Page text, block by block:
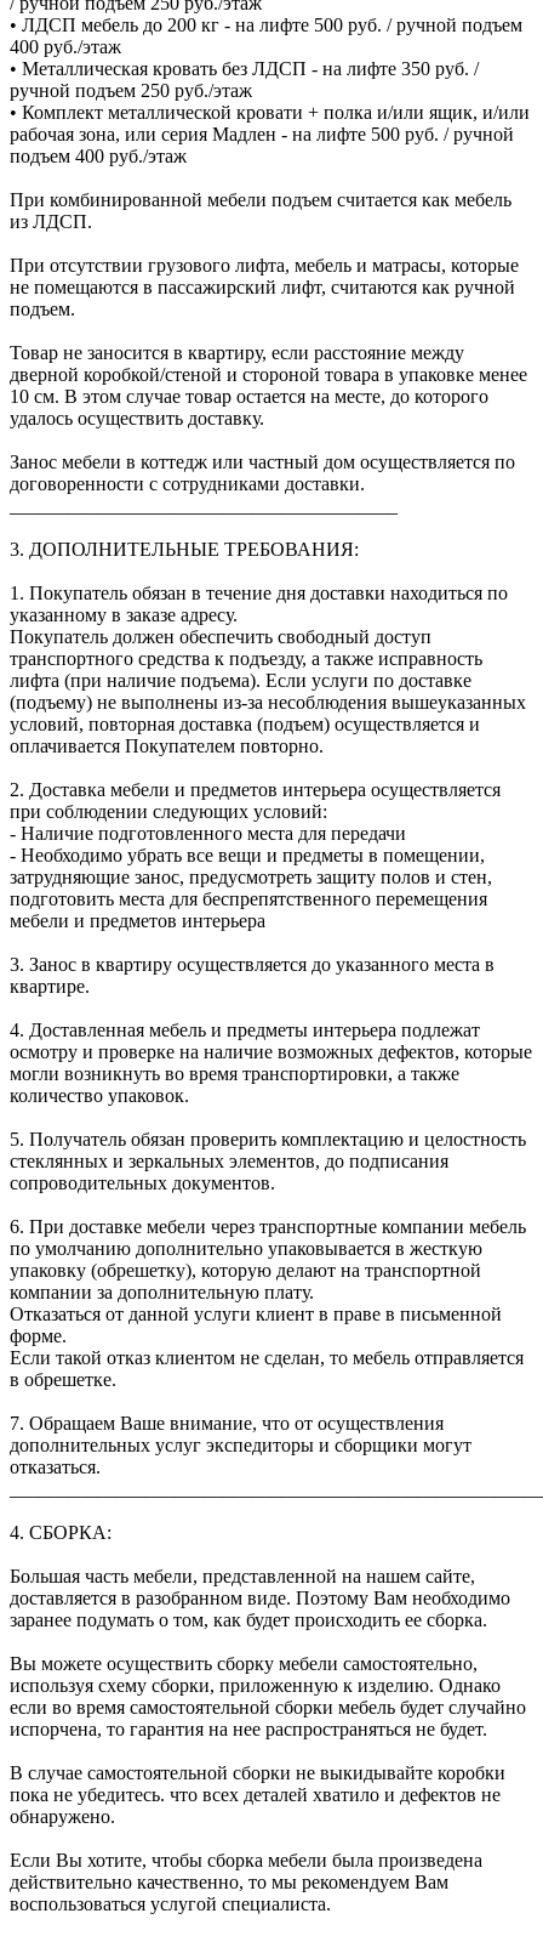
• ЛДСП мебель до 200 кг - на лифте 500 руб. / ручной подъем
400 руб./этаж
• Металлическая кровать без ЛДСП - на лифте 350 руб. /
ручной подъем 250 руб./этаж
• Комплект металлической кровати + полка и/или ящик, и/или
рабочая зона, или серия Мадлен - на лифте 500 руб. / ручной
подъем 400 руб./этаж
При комбинированной мебели подъем считается как мебель
из ЛДСП.
При отсутствии грузового лифта, мебель и матрасы, которые
не помещаются в пассажирский лифт, считаются как ручной
подъем.
Товар не заносится в квартиру, если расстояние между
дверной коробкой/стеной и стороной товара в упаковке менее
10 см. В этом случае товар остается на месте, до которого
удалось осуществить доставку.
Занос мебели в коттедж или частный дом осуществляется по
договоренности с сотрудниками доставки.
3. ДОПОЛНИТЕЛЬНЫЕ ТРЕБОВАНИЯ:
1. Покупатель обязан в течение дня доставки находиться по
указанному в заказе адресу.
Покупатель должен обеспечить свободный доступ
транспортного средства к подъезду, а также исправность
лифта (при наличие подъема). Если услуги по доставке
(подъему) не выполнены из-за несоблюдения вышеуказанных
условий, повторная доставка (подъем) осуществляется и
оплачивается Покупателем повторно.
2. Доставка мебели и предметов интерьера осуществляется
при соблюдении следующих условий:
- Наличие подготовленного места для передачи
- Необходимо убрать все вещи и предметы в помещении,
затрудняющие занос, предусмотреть защиту полов и стен,
подготовить места для беспрепятственного перемещения
мебели и предметов интерьера
3. Занос в квартиру осуществляется до указанного места в
квартире.
4. Доставленная мебель и предметы интерьера подлежат
осмотру и проверке на наличие возможных дефектов, которые
могли возникнуть во время транспортировки, а также
количество упаковок.
5. Получатель обязан проверить комплектацию и целостность
стеклянных и зеркальных элементов, до подписания
сопроводительных документов.
6. При доставке мебели через транспортные компании мебель
по умолчанию дополнительно упаковывается в жесткую
упаковку (обрешетку), которую делают на транспортной
компании за дополнительную плату.
Отказаться от данной услуги клиент в праве в письменной
форме.
Если такой отказ клиентом не сделан, то мебель отправляется
в обрешетке.
7. Обращаем Ваше внимание, что от осуществления
дополнительных услуг экспедиторы и сборщики могут
отказаться.
4. СБОРКА:
Большая часть мебели, представленной на нашем сайте,
доставляется в разобранном виде. Поэтому Вам необходимо
заранее подумать о том, как будет происходить ее сборка.
Вы можете осуществить сборку мебели самостоятельно,
используя схему сборки, приложенную к изделию. Однако
если во время самостоятельной сборки мебель будет случайно
испорчена, то гарантия на нее распространяться не будет.
В случае самостоятельной сборки не выкидывайте коробки
пока не убедитесь. что всех деталей хватило и дефектов не
обнаружено.
Если Вы хотите, чтобы сборка мебели была произведена
действительно качественно, то мы рекомендуем Вам
воспользоваться услугой специалиста.